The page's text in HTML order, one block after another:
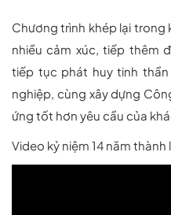
Chương trình khép lại trong
nhiều cảm xúc, tiếp thêm
tiếp tục phát huy tinh
nghiệp, cùng xây dựng
ứng tốt hơn yêu cầu của
Video kỷ niệm 14 năm thành